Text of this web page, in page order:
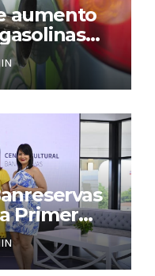
aumento
Primer
de